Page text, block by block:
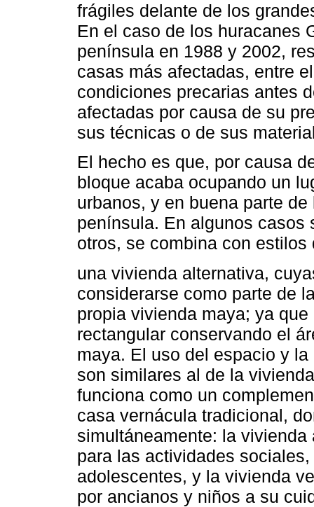
frágiles delante de los
En el caso de los huracanes
península en 1988 y 2002,
casas más afectadas, entre
condiciones precarias antes
afectadas por causa de su
sus técnicas o de sus
El hecho es que, por causa
bloque acaba ocupando un
urbanos, y en buena parte
península. En algunos casos
otros, se combina con
una vivienda alternativa,
considerarse como parte de
propia vivienda maya; ya
rectangular conservando el
maya. El uso del espacio y
son similares al de la
funciona como un
casa vernácula tradicional,
simultáneamente: la
para las actividades
adolescentes, y la vivienda
por ancianos y niños a su